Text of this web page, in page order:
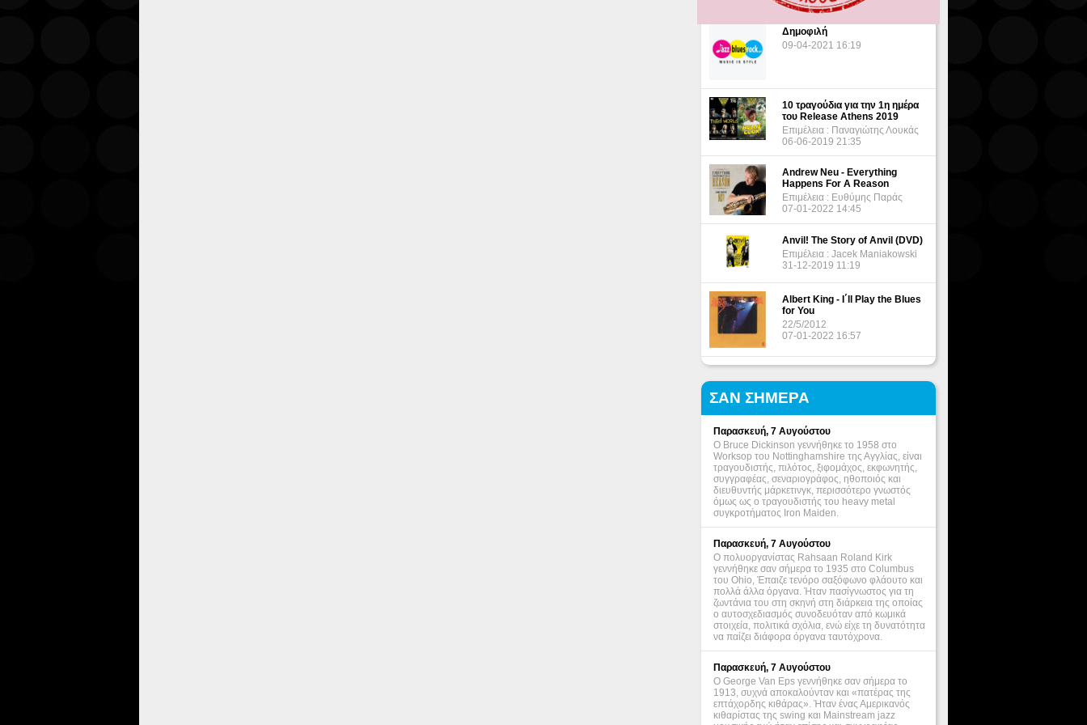
Δημοφιλή
09-04-2021 16:19
10 τραγούδια για την 1η ημέρα
του Release Athens 2019
Επιμέλεια : Παναγιώτης Λουκάς
06-06-2019 21:35
Andrew Neu - Everything
Happens For A Reason
Επιμέλεια : Ευθύμης Παράς
07-01-2022 14:45
Anvil! The Story of Anvil (DVD)
Επιμέλεια : Jacek Maniakowski
31-12-2019 11:19
Albert King - I΄ll Play the Blues
for You
22/5/2012
07-01-2022 16:57
ΣΑΝ ΣΗΜΕΡΑ
Παρασκευή, 7 Αυγούστου
Ο Bruce Dickinson γεννήθηκε το 1958 στο
Worksop του Nottinghamshire της Αγγλίας, είναι
τραγουδιστής, πιλότος, ξιφομάχος, εκφωνητής,
συγγραφέας, σεναριογράφος, ηθοποιός και
διευθυντής μάρκετινγκ, περισσότερο γνωστός
όμως ως ο τραγουδιστής του heavy metal
συγκροτήματος Iron Maiden.
Παρασκευή, 7 Αυγούστου
Ο πολυοργανίστας Rahsaan Roland Kirk
γεννήθηκε σαν σήμερα το 1935 στο Columbus
του Ohio, Έπαιζε τενόρο σαξόφωνο φλάουτο και
πολλά άλλα όργανα. Ήταν πασίγνωστος για τη
ζωντάνια του στη σκηνή στη διάρκεια της οποίας
ο αυτοσχεδιασμός συνοδευόταν από κωμικά
στοιχεία, πολιτικά σχόλια, ενώ είχε τη δυνατότητα
να παίζει διάφορα όργανα ταυτόχρονα.
Παρασκευή, 7 Αυγούστου
Ο George Van Eps γεννήθηκε σαν σήμερα το
1913, συχνά αποκαλούνταν και «πατέρας της
επτάχορδης κιθάρας». Ήταν ένας Αμερικανός
κιθαρίστας της swing και Mainstream jazz